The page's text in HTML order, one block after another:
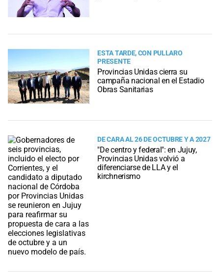
ESTA TARDE, CON PULLARO
PRESENTE
Provincias Unidas cierra su
campaña nacional en el Estadio
Obras Sanitarias
DE CARA AL 26 DE OCTUBRE Y A 2027
"De centro y federal": en Jujuy,
Provincias Unidas volvió a
diferenciarse de LLA y el
kirchnerismo